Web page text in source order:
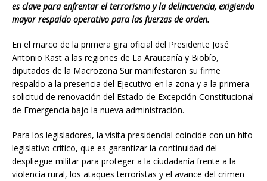
es clave para enfrentar el terrorismo y la delincuencia, exigiendo
mayor respaldo operativo para las fuerzas de orden.
En el marco de la primera gira oficial del Presidente José
Antonio Kast a las regiones de La Araucanía y Biobío,
diputados de la Macrozona Sur manifestaron su firme
respaldo a la presencia del Ejecutivo en la zona y a la primera
solicitud de renovación del Estado de Excepción Constitucional
de Emergencia bajo la nueva administración.
Para los legisladores, la visita presidencial coincide con un hito
legislativo crítico, que es garantizar la continuidad del
despliegue militar para proteger a la ciudadanía frente a la
violencia rural, los ataques terroristas y el avance del crimen